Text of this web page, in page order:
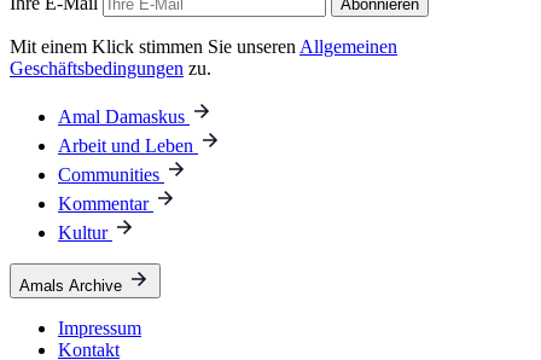
Abonnieren
Mit einem Klick stimmen Sie unseren Allgemeinen
Geschäftsbedingungen zu.
Amal Damaskus
Arbeit und Leben
Communities
Kommentar
Kultur
Amals Archive
Impressum
Kontakt